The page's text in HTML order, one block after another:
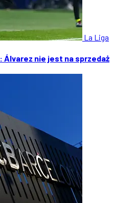
La Liga
nie jest na sprzedaż